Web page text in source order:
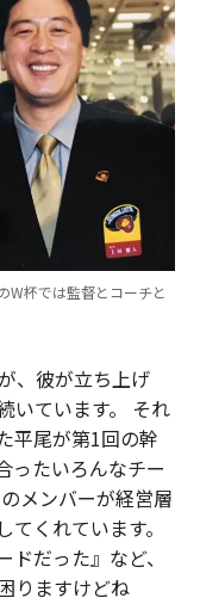
W杯では監督とコーチと
、彼が立ち上げ
いています。 それ
平尾が第1回の幹
ったいろんなチー
メンバーが経営層
くれています。
だった』など、
りますけどね